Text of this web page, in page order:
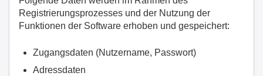
Registrierungsprozesses und der Nutzung der
Funktionen der Software erhoben und gespeichert:
Zugangsdaten (Nutzername, Passwort)
Adressdaten